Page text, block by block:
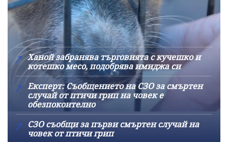
Ханой забранява търговията с кучешко и
котешко месо, подобрява имиджа си
Експерт: Съобщението на СЗО за смъртен
случай от птичи грип на човек е
обезпокоително
СЗО съобщи за първи смъртен случай на
човек от птичи грип